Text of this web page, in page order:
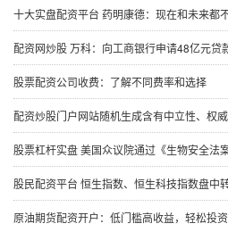
十大实盘配资平台 药明康德：现在和未来都不会
配资网炒股 万科：向工商银行申请48亿元贷
股票配资公司收费：了解不同费率和选择
配资炒股门户网站随机生成含有中立性、权威性、客观性、合规性和
股票杠杆实盘 美国众议院通过《生物安全法
股民配资平台 恒生指数、恒生科技指数盘中
原油期货配资开户：低门槛高收益，轻松投